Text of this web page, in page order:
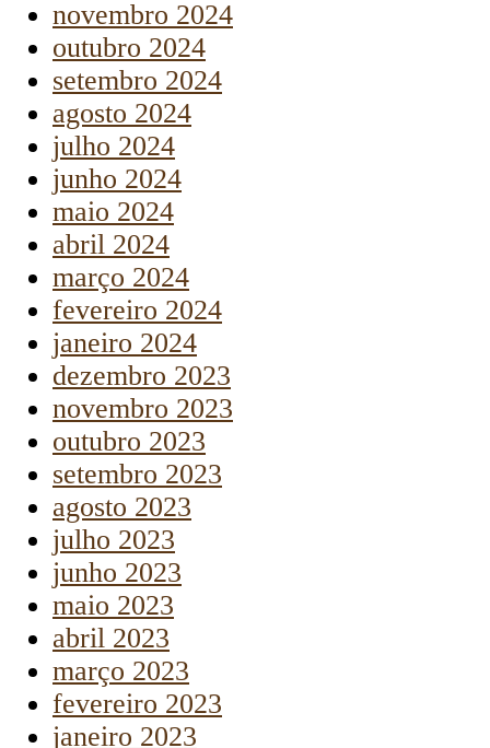
novembro 2024
outubro 2024
setembro 2024
agosto 2024
julho 2024
junho 2024
maio 2024
abril 2024
março 2024
fevereiro 2024
janeiro 2024
dezembro 2023
novembro 2023
outubro 2023
setembro 2023
agosto 2023
julho 2023
junho 2023
maio 2023
abril 2023
março 2023
fevereiro 2023
janeiro 2023